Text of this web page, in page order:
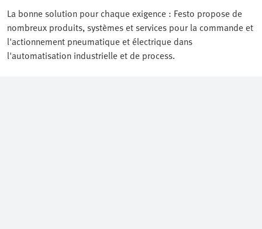
La bonne solution pour chaque exigence : Festo propose de
nombreux produits, systèmes et services pour la commande et
l'actionnement pneumatique et électrique dans
l'automatisation industrielle et de process.